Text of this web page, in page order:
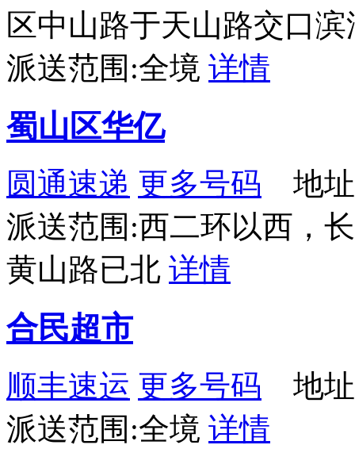
区中山路于天山路交口
派送范围:全境 详情
蜀山区华亿
圆通速递 更多号码 地址
派送范围:西二环以西，
黄山路已北 详情
合民超市
顺丰速运 更多号码 地址
派送范围:全境 详情